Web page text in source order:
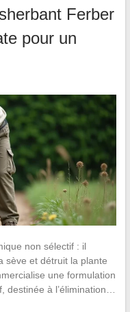
Ferber
pour un
non sélectif : il
sève et détruit la plante
une formulation
destinée à l’élimination…